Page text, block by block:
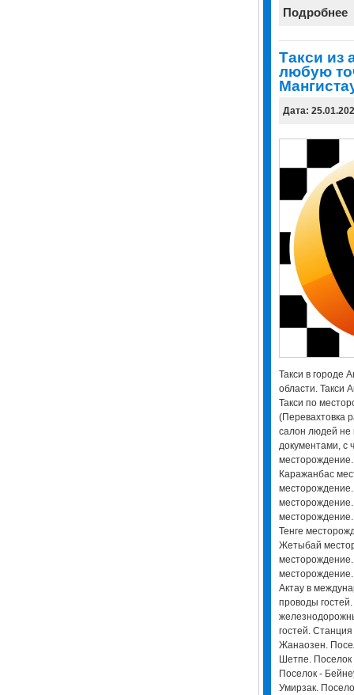
Подробнее
Tакси из
любую
Дата:
Такси в городе
области. Такси
Такси по
(Перевахтовка
салон людей не
документами, с
Каражанбас
Тенге
Жетыбай
месторождение.
Актау в
проводы гостей.
гостей.
Жанаозен.
Шетпе.
Поселок -
Умирзак.